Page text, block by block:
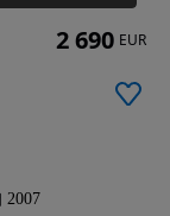
2007
2 690 EUR